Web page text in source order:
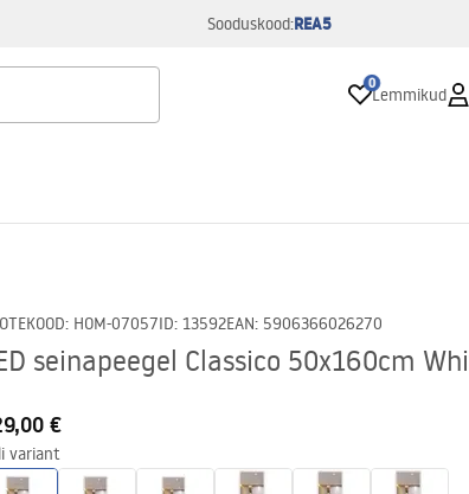
Sooduskood:REA5
0
Lemmikud
: HOM-07057ID: 13592EAN: 5906366026270
seinapeegel Classico 50x160cm
€
variant